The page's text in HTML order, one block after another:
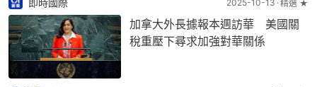
即時國際 2025-10-13 精選 ★
加拿大外長據報本週訪華 美國關
稅重壓下尋求加強對華關係